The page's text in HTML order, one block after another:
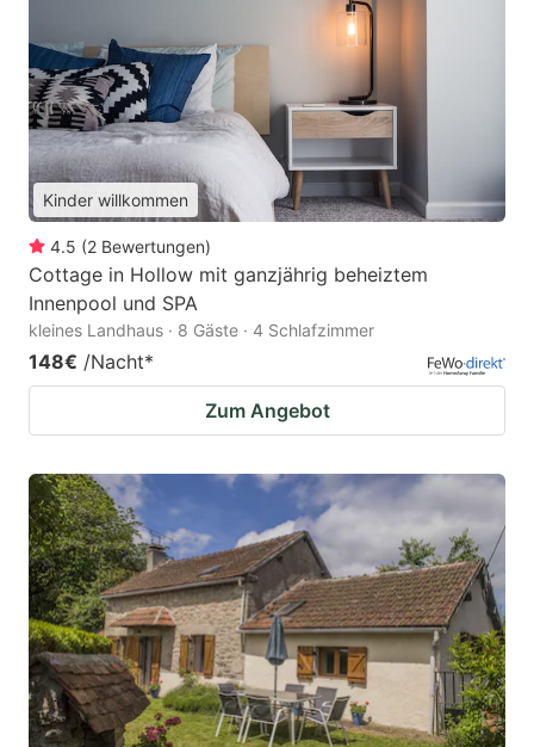
Kinder willkommen
4.5 (2 Bewertungen)
Cottage in Hollow mit ganzjährig beheiztem
Innenpool und SPA
kleines Landhaus · 8 Gäste · 4 Schlafzimmer
148€ /Nacht*
Zum Angebot